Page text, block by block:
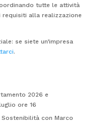
tutte le attività
alla realizzazione
se siete un’impresa
.
2026 e
ore 16
Sostenibilità con Marco